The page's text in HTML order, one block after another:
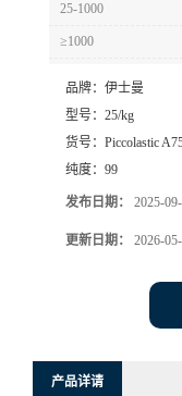
25-1000
≥1000
品牌： 伊士曼
型号： 25/kg
货号： Piccolastic
纯度： 99
发布日期： 2025-
更新日期： 2026-
产品详请